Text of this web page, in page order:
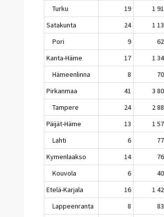
Turku
19 1
Satakunta
24 1
Pori
9
Kanta-Häme
17 1
Hämeenlinna
8
Pirkanmaa
41 3
Tampere
24 2
Päijät-Häme
13 1
Lahti
6
Kymenlaakso
14
Kouvola
6
Etelä-Karjala
16 1
Lappeenranta
8